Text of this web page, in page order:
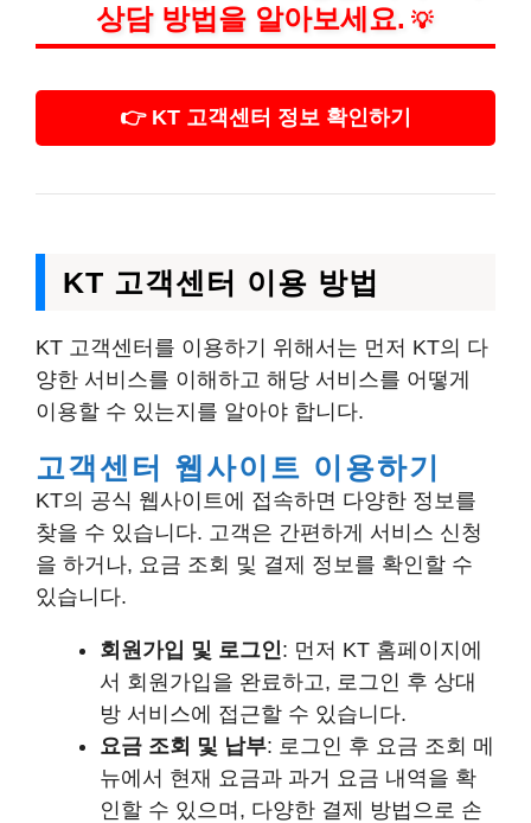
상담 방법을 알아보세요. 💡
👉 KT 고객센터 정보 확인하기
KT 고객센터 이용 방법
KT 고객센터를 이용하기 위해서는 먼저 KT의 다
양한 서비스를 이해하고 해당 서비스를 어떻게
이용할 수 있는지를 알아야 합니다.
고객센터 웹사이트 이용하기
KT의 공식 웹사이트에 접속하면 다양한 정보를
찾을 수 있습니다. 고객은 간편하게 서비스 신청
을 하거나, 요금 조회 및 결제 정보를 확인할 수
있습니다.
회원가입 및 로그인: 먼저 KT 홈페이지에
서 회원가입을 완료하고, 로그인 후 상대
방 서비스에 접근할 수 있습니다.
요금 조회 및 납부: 로그인 후 요금 조회 메
뉴에서 현재 요금과 과거 요금 내역을 확
인할 수 있으며, 다양한 결제 방법으로 손